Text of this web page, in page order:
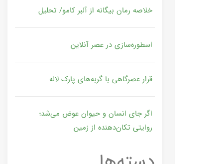
خلاصه رمان بیگانه از آلبر کامو/ تحلیل
اسطوره‌سازی در عصر آنلاین
قرار عصرگاهی با گربه‌های پارک لاله
اگر جای انسان و حیوان عوض می‌شد؛
روایتی تکان‌دهنده از زمین